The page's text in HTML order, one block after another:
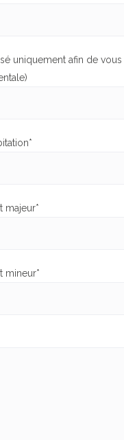
uniquement afin de
majeur*
mineur*